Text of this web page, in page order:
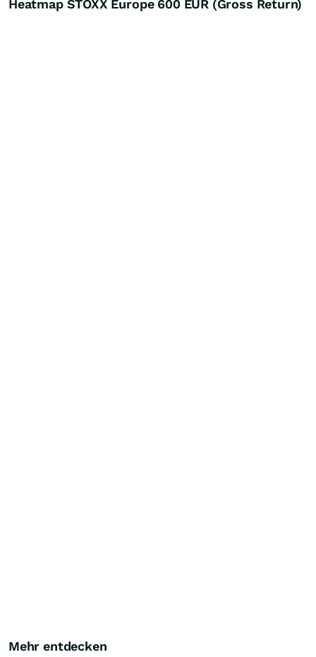
Heatmap STOXX Europe 600 EUR (Gross Return)
Mehr entdecken